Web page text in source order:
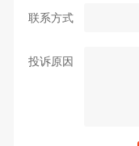
联系方式
投诉原因